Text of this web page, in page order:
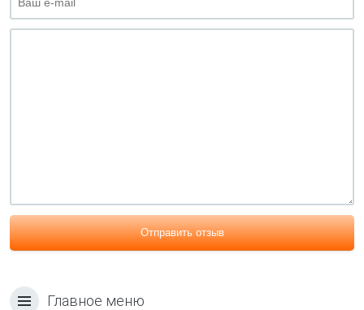
Отправить отзыв
Главное меню